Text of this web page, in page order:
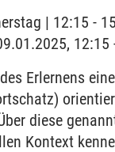
| 12:15 -
Erlernens
diese
Kontext